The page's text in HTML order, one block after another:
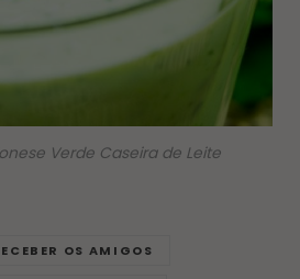
Verde Caseira de Leite
OS AMIGOS